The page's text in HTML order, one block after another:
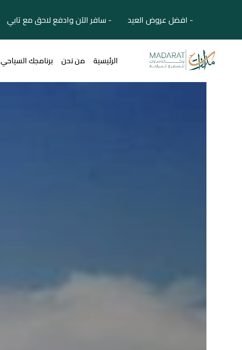
- افضل عروض العيد - سافر الآن وادفع لاحق مع تابي
الرئيسية من نحن برنامجك السياحي